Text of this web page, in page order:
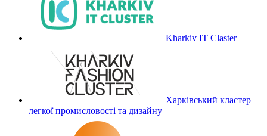
Kharkiv IT Claster
Харківський кластер
легкої промисловості та дизайну